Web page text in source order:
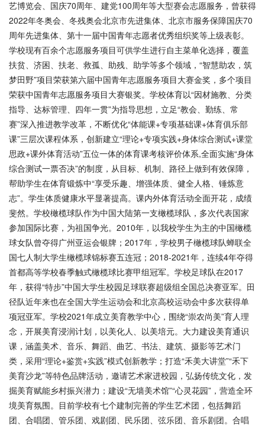
艺博览会、国庆70周年、建党100周年等大型赛会志愿服务，曾获得
2022年冬奥会、冬残奥会北京市先进集体、北京市服务保障国庆70
周年先进集体、第十一届中国青年志愿者优秀组织奖等上级表彰。
学校现有百余个志愿服务项目可供学生进行自主菜单化选择，覆盖
扶贫、济困、扶老、救孤、助残、助学等多个领域，“智慧助农，筑
梦田野”项目荣获第六届中国青年志愿服务项目大赛金奖，多个项目
荣获中国青年志愿服务项目大赛银奖。学校体育以“因材施教、分类
指导、达标管理、四年一贯”为指导思想，立足“教会、勤练、常
赛”深入推进教学改革，不断优化“体能课+专项基础课+体育俱乐部
课”三层次课程体系，创新建立“理论+专项实践+身体综合测试+课堂
思政+课外体育活动”五位一体的体育课考核评价体系,全面实施“身体
综合测试一票否决”的制度，从目标、机制、路径上做到有效保障，
帮助学生在体育锻炼中“享受乐趣、增强体质、健全人格、锤炼意
志”。学生体质健康水平显著提高。课内外体育活动全面开花，成绩
斐然。学校橄榄球队作为中国大陆第一支橄榄球队，多次代表国家
参加国际比赛，为祖国争光。2010年，以我校学生为主的中国橄榄
球女队曾夺得广州亚运会银牌；2017年，学校男子橄榄球队蝉联全
国七人制大学生橄榄球锦标赛五连冠；2018-2021年，连续4年夺得
首都高等学校春季触式橄榄球比赛甲组冠军。学校足球队在2017
年，获得“特步”中国大学生校园足球联赛超级组全国总决赛亚军。田
径队近年来也在全国大学生运动会和北京高校运动会中多次获得单
项冠亚军。学校2021年成立美育教学中心，围绕“崇农尚美”育人理
念，开展美育浸润计划，以美化人、以美培元。大力建设美育通识
课，涵盖美术、音乐、舞蹈、曲艺、书法、建筑、摄影等艺术门
类，采用“理论+鉴赏+实践”模式创新教学；打造“禾美大讲堂”“禾下
美育沙龙”等特色品牌活动，邀请艺术家进校园，弘扬传统文化，发
掘美育赋能乡村振兴潜力；建设“无墙美术馆”“心灵花园”，营造全环
境美育氛围。目前学校有七个建制完善的学生艺术团，包括舞蹈
团、合唱团、管乐团、戏剧团、民乐团、弦乐团、音乐剧团。合唱